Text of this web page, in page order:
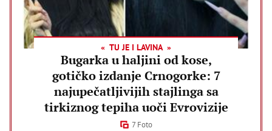
TU JE I LAVINA
Bugarka u haljini od kose,
gotičko izdanje Crnogorke: 7
najupečatljivijih stajlinga sa
tirkiznog tepiha uoči Evrovizije
7 Foto